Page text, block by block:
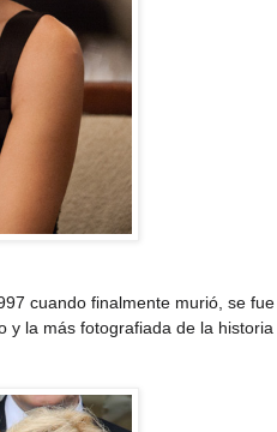
cuando finalmente murió, se fue
y la más fotografiada de la historia